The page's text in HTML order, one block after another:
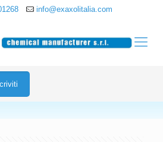
info@exaxolitalia.com